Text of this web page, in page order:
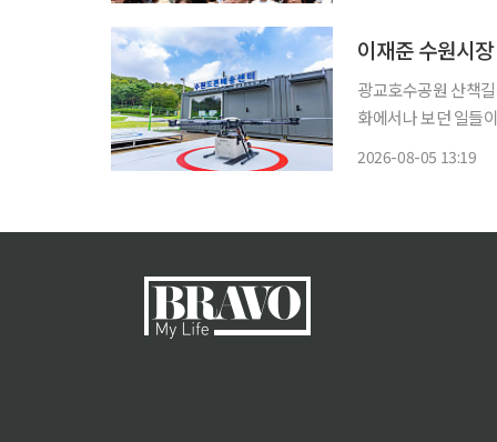
광교호수공원 산책
화에서나 보던 일들이
2026-08-05 13:19